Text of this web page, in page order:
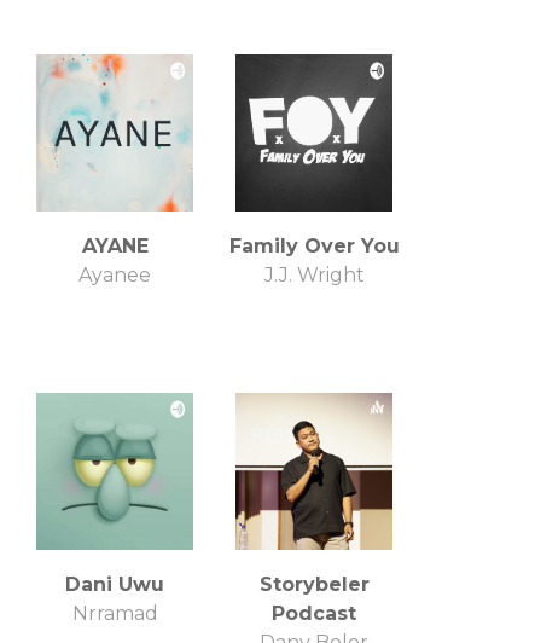
AYANE
Ayanee
Family Over You
J.J. Wright
Dani Uwu
Nrramad
Storybeler
Podcast